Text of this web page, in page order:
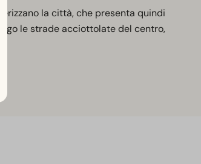
la città, che presenta quindi
le strade acciottolate del centro,